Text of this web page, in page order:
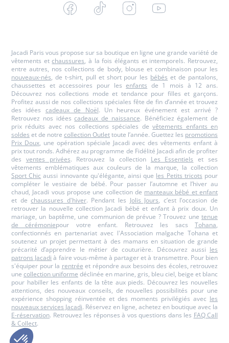
Facebook Tiktok InstagramYoutube
Jacadi Paris vous propose sur sa boutique en ligne une grande variété de
vêtements etchaussures, à la fois élégants et intemporels. Retrouvez,
entre autres, nos collections de body, blouse et combinaison pour les
nouveaux-nés, de t-shirt, pull et short pour les bébés et de pantalons,
chaussettes et accessoires pour lesenfants de 1 mois à 12 ans.
Découvrez nos collections mode et tendance pour filles et garçons.
Profitez aussi de nos collections spéciales fête de fin d’année et trouvez
des idées cadeaux de Noël. Un heureux événement est arrivé ?
Retrouvez nos idéescadeaux de naissance. Bénéficiez également de
prix réduits avec nos collections spéciales devêtements enfants en
soldes et de notre collection Outlettoute l’année. Guettez les promotions
Prix Doux, une opération spéciale Jacadi avec des vêtements enfant à
prix tout ronds. Adhérez au programme de Fidélité Jacadi afin de profiter
des ventes privées. Retrouvez la collection Les Essentiels et ses
vêtements emblématiques aux couleurs de la marque, la collection
Sport Chic aussi innovante qu'élégante, ainsi que les Petits tricots pour
compléter le vestiaire de bébé. Pour passer l’automne et l’hiver au
chaud, Jacadi vous propose une collection de manteaux bébé et enfant
et dechaussures d'hiver. Pendant les Jolis Jours, c’est l’occasion de
retrouver la nouvelle collection Jacadi bébé et enfant à prix doux. Un
mariage, un baptême, une communion de prévue ? Trouvez une tenue
de cérémoniepour votre enfant. Retrouvez les sacsTohana,
confectionnés en partenariat avec l'Association malgache Tohana et
soutenez un projet permettant à des mamans en situation de grande
précarité d’apprendre le métier de couturière. Découvrez aussi les
patrons Jacadi à faire vous-même à partager et à transmettre. Pour bien
s'équiper pour la rentrée et répondre aux besoins des écoles, retrouvez
une collection uniforme déclinée en marine, gris, bleu ciel, beige et blanc
pour habiller les enfants de la tête aux pieds. Découvrez les nouvelles
attentions, des nouveaux conseils, de nouvelles possibilités pour une
expérience shopping réinventée et des moments privilégiés avec les
nouveaux services Jacadi. Réservez en ligne, achetez en boutique avec la
E-réservation. Retrouvez les réponses à vos questions dans les FAQ Call
& Collect.